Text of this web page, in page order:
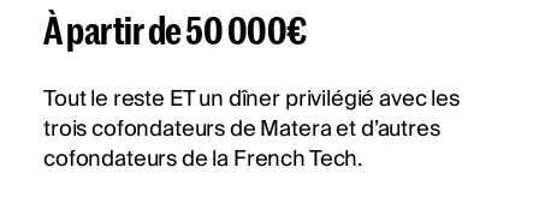
À partir de 50 000€
Tout le reste ET un dîner privilégié avec les
trois cofondateurs de Matera et d’autres
cofondateurs de la French Tech.